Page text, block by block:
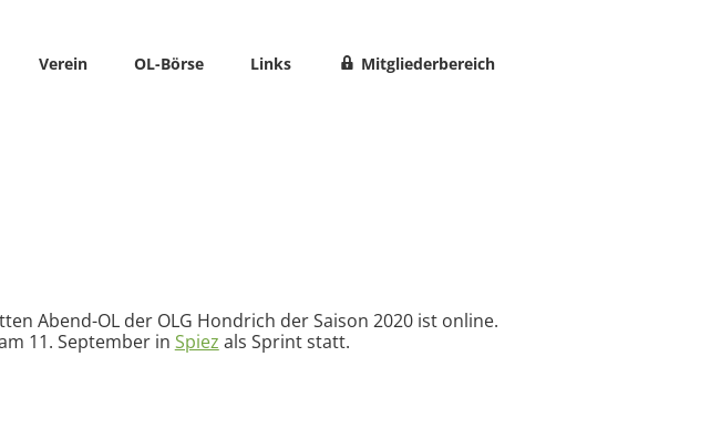
Verein OL-Börse Links Mitgliederbereich
Abend-OL der OLG Hondrich der Saison 2020 ist online.
11. September in Spiez als Sprint statt.